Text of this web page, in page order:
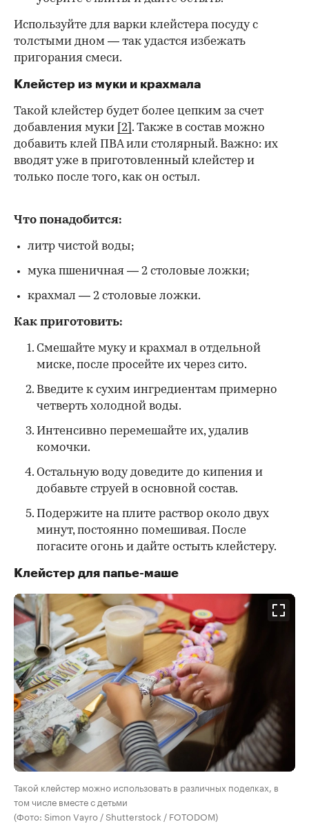
Используйте для варки клейстера посуду с
толстыми дном — так удастся избежать
пригорания смеси.
Клейстер из муки и крахмала
Такой клейстер будет более цепким за счет
добавления муки [2] . Также в состав можно
добавить клей ПВА или столярный. Важно: их
вводят уже в приготовленный клейстер и
только после того, как он остыл.
Что понадобится:
литр чистой воды;
мука пшеничная — 2 столовые ложки;
крахмал — 2 столовые ложки.
Как приготовить:
Смешайте муку и крахмал в отдельной
миске, после просейте их через сито.
Введите к сухим ингредиентам примерно
четверть холодной воды.
Интенсивно перемешайте их, удалив
комочки.
Остальную воду доведите до кипения и
добавьте струей в основной состав.
Подержите на плите раствор около двух
минут, постоянно помешивая. После
погасите огонь и дайте остыть клейстеру.
Клейстер для папье-маше
Такой клейстер можно использовать в различных поделках, в
том числе вместе с детьми
(Фото: Simon Vayro / Shutterstock / FOTODOM)